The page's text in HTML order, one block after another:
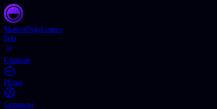
MarketOnlyGames
beta
Главная
Игры
Сервисы